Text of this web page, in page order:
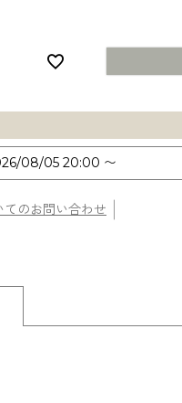
08/05 20:00 〜
てのお問い合わせ